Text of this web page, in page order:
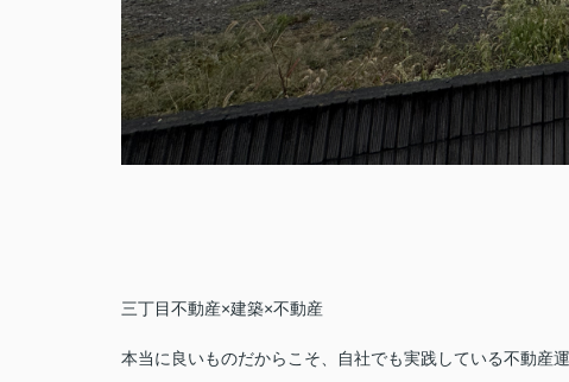
三丁目不動産×建築×不動産
本当に良いものだからこそ、自社でも実践している不動産